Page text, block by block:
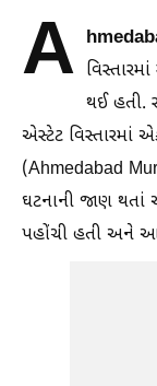
A
થઈ હતી.
એસ્ટેટ વિસ્તારમાં
(Ahmedabad
ઘટનાની જાણ થતાં
પહોંચી હતી અને